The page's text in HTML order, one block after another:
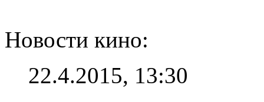
Новости кино:
22.4.2015, 13:30